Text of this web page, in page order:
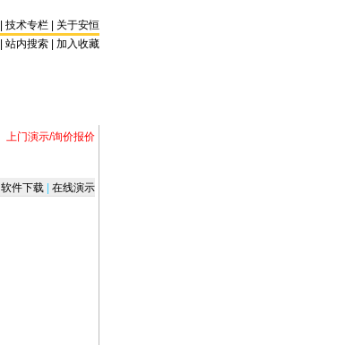
技术专栏
关于安恒
站内搜索 加入收藏
上门演示/询价报价
软件下载 在线演示